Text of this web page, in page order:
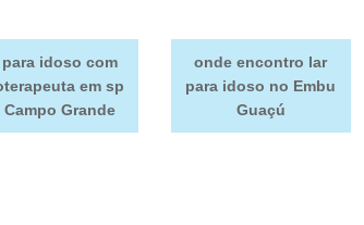
para idoso com
em sp
Campo Grande
onde encontro lar
para idoso no Embu
Guaçú